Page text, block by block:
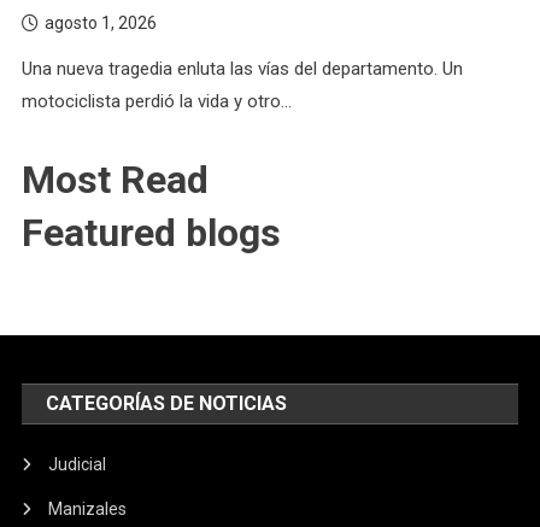
agosto 1, 2026
Una nueva tragedia enluta las vías del departamento. Un
motociclista perdió la vida y otro…
Most Read
Featured blogs
CATEGORÍAS DE NOTICIAS
Judicial
Manizales